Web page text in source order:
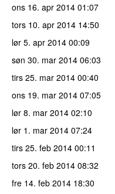
ons 16. apr 2014 01:07
tors 10. apr 2014 14:50
lør 5. apr 2014 00:09
søn 30. mar 2014 06:03
tirs 25. mar 2014 00:40
ons 19. mar 2014 07:05
lør 8. mar 2014 02:10
lør 1. mar 2014 07:24
tirs 25. feb 2014 00:11
tors 20. feb 2014 08:32
fre 14. feb 2014 18:30